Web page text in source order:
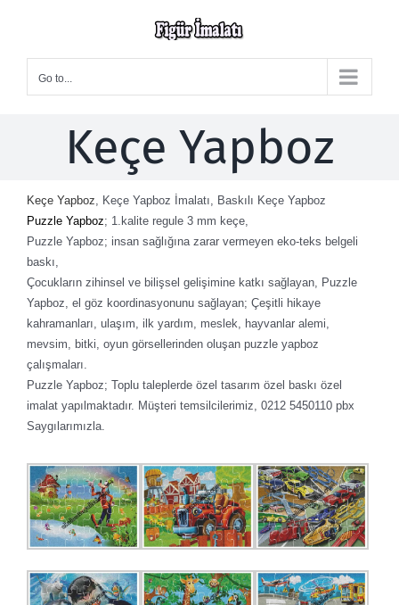
Go to...
Keçe Yapboz
Keçe Yapboz, Keçe Yapboz İmalatı, Baskılı Keçe Yapboz
Puzzle Yapboz; 1.kalite regule 3 mm keçe,
Puzzle Yapboz; insan sağlığına zarar vermeyen eko-teks belgeli
baskı,
Çocukların zihinsel ve bilişsel gelişimine katkı sağlayan, Puzzle
Yapboz, el göz koordinasyonunu sağlayan; Çeşitli hikaye
kahramanları, ulaşım, ilk yardım, meslek, hayvanlar alemi,
mevsim, bitki, oyun görsellerinden oluşan puzzle yapboz
çalışmaları.
Puzzle Yapboz; Toplu taleplerde özel tasarım özel baskı özel
imalat yapılmaktadır. Müşteri temsilcilerimiz, 0212 5450110 pbx
Saygılarımızla.